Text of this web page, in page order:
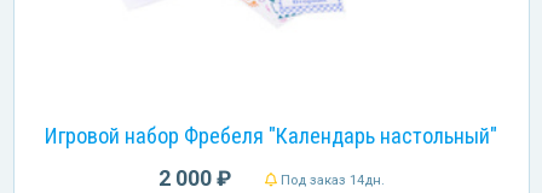
Игровой набор Фребеля "Календарь настольный"
2 000 ₽ Под заказ 14дн.